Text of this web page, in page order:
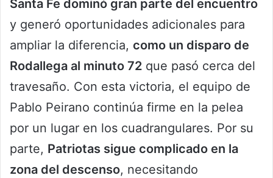
Santa Fe dominó gran parte del encuentro
y generó oportunidades adicionales para
ampliar la diferencia, como un disparo de
Rodallega al minuto 72 que pasó cerca del
travesaño. Con esta victoria, el equipo de
Pablo Peirano continúa firme en la pelea
por un lugar en los cuadrangulares. Por su
parte, Patriotas sigue complicado en la
zona del descenso, necesitando